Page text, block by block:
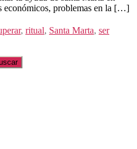
económicos, problemas en la […]
, ritual, Santa Marta, ser